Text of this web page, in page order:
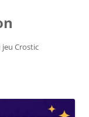
Crostic